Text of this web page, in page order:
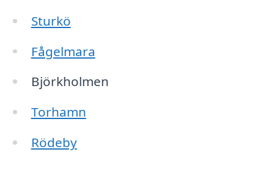
Sturkö
Fågelmara
Björkholmen
Torhamn
Rödeby